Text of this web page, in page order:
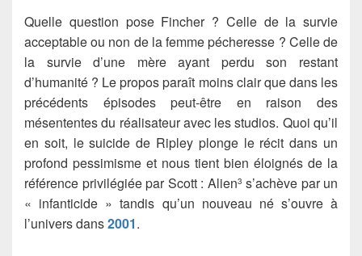
Quelle question pose Fincher ? Celle de la survie
acceptable ou non de la femme pécheresse ? Celle de
la survie d’une mère ayant perdu son restant
d’humanité ? Le propos paraît moins clair que dans les
précédents épisodes peut-être en raison des
mésententes du réalisateur avec les studios. Quoi qu’il
en soit, le suicide de Ripley plonge le récit dans un
profond pessimisme et nous tient bien éloignés de la
référence privilégiée par Scott : Alien3 s’achève par un
« infanticide » tandis qu’un nouveau né s’ouvre à
l’univers dans2001.